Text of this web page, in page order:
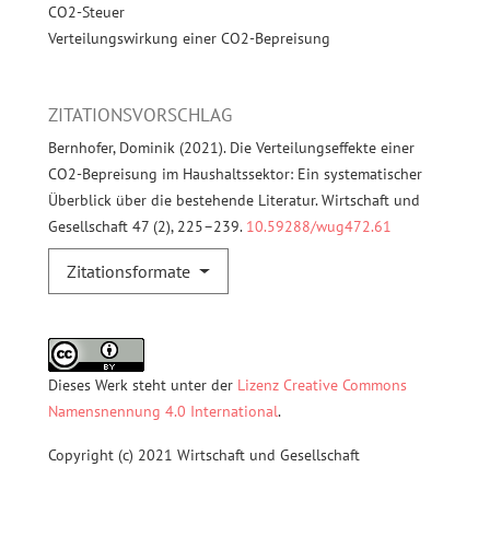
CO2-Steuer
Verteilungswirkung einer CO2-Bepreisung
ZITATIONSVORSCHLAG
Bernhofer, Dominik (2021). Die Verteilungseffekte einer
CO2-Bepreisung im Haushaltssektor: Ein systematischer
Überblick über die bestehende Literatur. Wirtschaft und
Gesellschaft 47 (2), 225–239.10.59288/wug472.61
Zitationsformate
Dieses Werk steht unter der Lizenz Creative Commons
Namensnennung 4.0 International.
Copyright (c) 2021 Wirtschaft und Gesellschaft